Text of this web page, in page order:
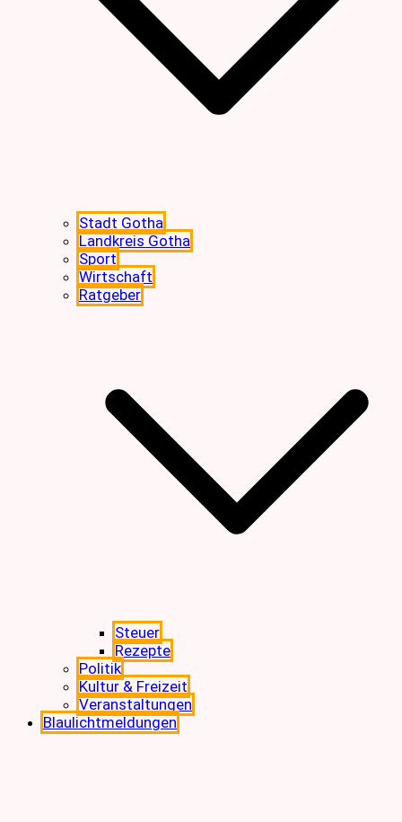
Stadt Gotha
Landkreis Gotha
Sport
Wirtschaft
Ratgeber
Steuer
Rezepte
Politik
Kultur & Freizeit
Veranstaltungen
Blaulichtmeldungen